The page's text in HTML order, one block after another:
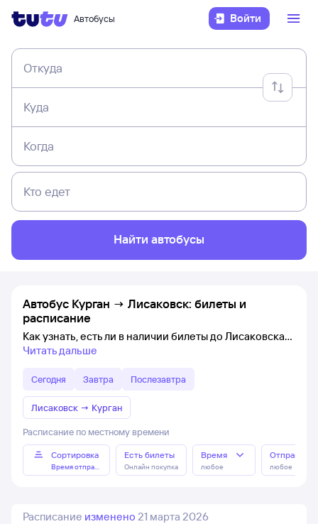
Автобусы Войти
Откуда
Куда
Когда
Кто едет
Найти автобусы
Автобус Курган → Лисаковск: билеты и
расписание
Как узнать, есть ли в наличии билеты до Лисаковска
Читать дальше
Сегодня Завтра Послезавтра
Лисаковск → Курган
Расписание по местному времени
Сортировка
Время отправления
Есть билеты
Онлайн покупка
Время
любое любое
Расписание изменено 21 марта 2026